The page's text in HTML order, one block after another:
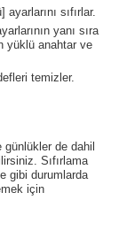
sıfırlar.
yanı sıra
yüklü anahtar ve
temizler.
günlükler de dahil
Sıfırlama
gibi durumlarda
için